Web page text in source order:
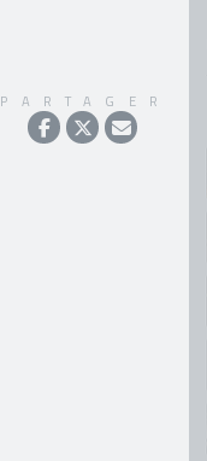
PARTAGER